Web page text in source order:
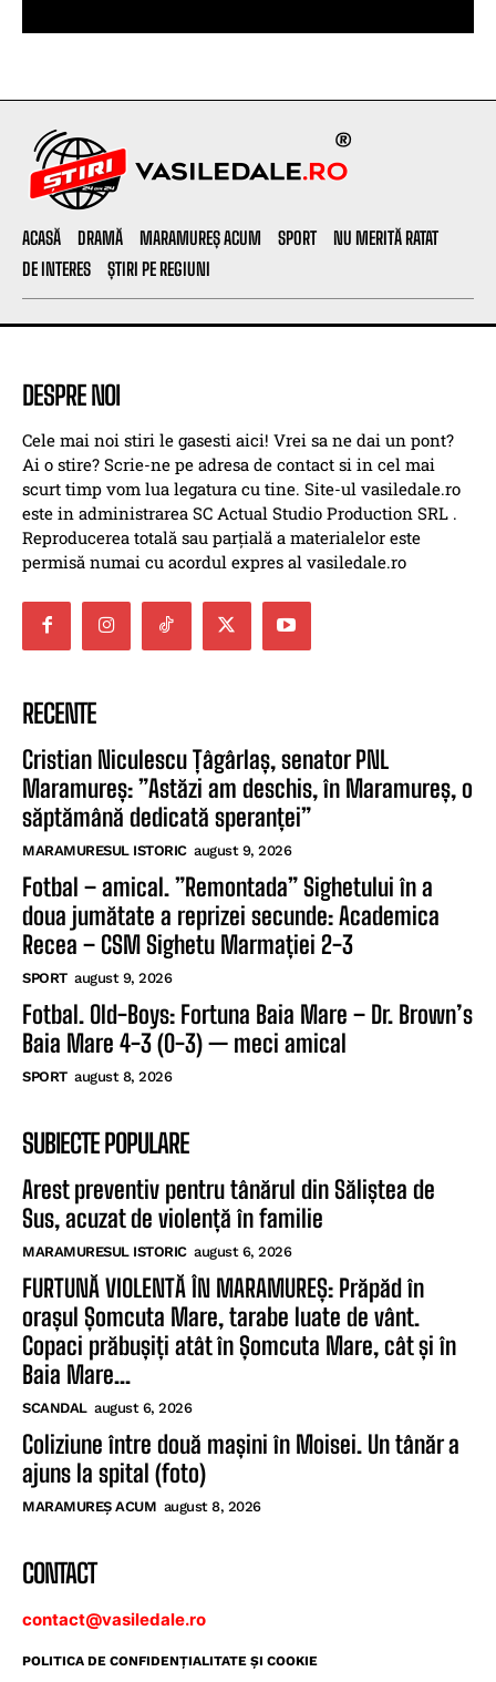
ACASĂ DRAMĂ MARAMUREȘ ACUM SPORT
NU MERITĂ RATAT
DE INTERES
ȘTIRI PE REGIUNI
DESPRE NOI
Cele mai noi stiri le gasesti aici! Vrei sa ne dai un pont?
Ai o stire? Scrie-ne pe adresa de contact si in cel mai
scurt timp vom lua legatura cu tine. Site-ul vasiledale.ro
este in administrarea SC Actual Studio Production SRL .
Reproducerea totală sau parțială a materialelor este
permisă numai cu acordul expres al vasiledale.ro
RECENTE
Cristian Niculescu Țâgârlaș, senator PNL
Maramureș: ”Astăzi am deschis, în Maramureș, o
săptămână dedicată speranței”
MARAMURESUL ISTORIC august 9, 2026
Fotbal – amical. ”Remontada” Sighetului în a
doua jumătate a reprizei secunde: Academica
Recea – CSM Sighetu Marmației 2-3
SPORT august 9, 2026
Fotbal. Old-Boys: Fortuna Baia Mare – Dr. Brown’s
Baia Mare 4-3 (0-3) — meci amical
SPORT august 8, 2026
SUBIECTE POPULARE
Arest preventiv pentru tânărul din Săliștea de
Sus, acuzat de violență în familie
MARAMURESUL ISTORIC august 6, 2026
FURTUNĂ VIOLENTĂ ÎN MARAMUREȘ: Prăpăd în
orașul Șomcuta Mare, tarabe luate de vânt.
Copaci prăbușiți atât în Șomcuta Mare, cât și în
Baia Mare...
SCANDAL august 6, 2026
Coliziune între două mașini în Moisei. Un tânăr a
ajuns la spital (foto)
MARAMUREȘ ACUM august 8, 2026
CONTACT
contact@vasiledale.ro
POLITICA DE CONFIDENŢIALITATE ŞI COOKIE